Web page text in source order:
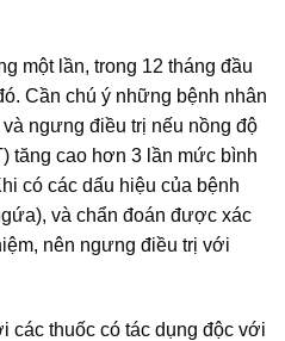
một lần, trong 12 tháng đầu
Cần chú ý những bệnh nhân
ngưng điều trị nếu nồng độ
tăng cao hơn 3 lần mức bình
có các dấu hiệu của bệnh
và chẩn đoán được xác
nên ngưng điều trị với
các thuốc có tác dụng độc với